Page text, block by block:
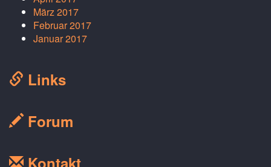
März 2017
Februar 2017
Januar 2017
Links
Forum
Kontakt